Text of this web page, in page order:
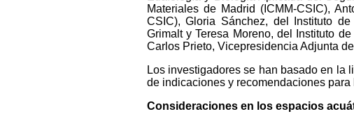
Materiales de Madrid (ICMM-CSIC),
CSIC), Gloria Sánchez, del Instituto
Grimalt y Teresa Moreno, del Instituto
Carlos Prieto, Vicepresidencia Adjunta
Los investigadores se han basado en la
de indicaciones y recomendaciones
Consideraciones en los espacios